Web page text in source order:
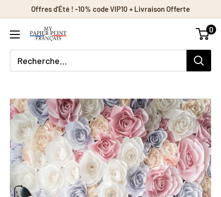
contenu
Offres d'Été ! -10% code VIP10 + Livraison Offerte
0